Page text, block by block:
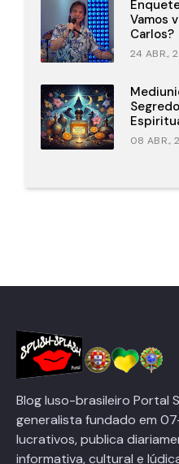
Vamos
Carlos?
24 ABR.,
08 ABR.,
Blog luso-brasileiro Portal
generalista fundado em
lucrativos, publica
informativa, cultural e